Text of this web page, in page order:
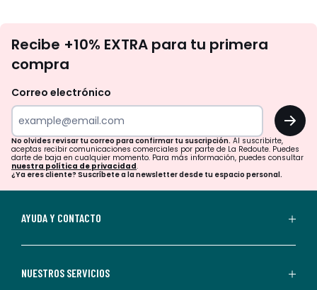
te
tu
para
confirmar
tu
suscripción.
aceptas
Recibe +10% EXTRA para tu primera
compra
Correo electrónico
OK
No olvides revisar tu correo para confirmar tu suscripción. Al suscribirte,
aceptas recibir comunicaciones comerciales por parte de La Redoute. Puedes
darte de baja en cualquier momento. Para más información, puedes consultar
nuestra política de privacidad.
¿Ya eres cliente? Suscríbete a la newsletter desde tu espacio personal.
AYUDA Y CONTACTO
NUESTROS SERVICIOS